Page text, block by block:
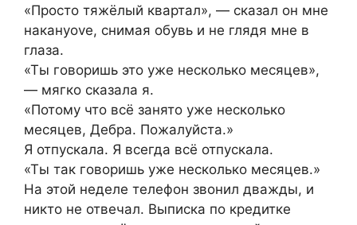
«Просто тяжёлый квартал», — сказал он мне
накануove, снимая обувь и не глядя мне в
глаза.
«Ты говоришь это уже несколько месяцев»,
— мягко сказала я.
«Потому что всё занято уже несколько
месяцев, Дебра. Пожалуйста.»
Я отпускала. Я всегда всё отпускала.
«Ты так говоришь уже несколько месяцев.»
На этой неделе телефон звонил дважды, и
никто не отвечал. Выписка по кредитке